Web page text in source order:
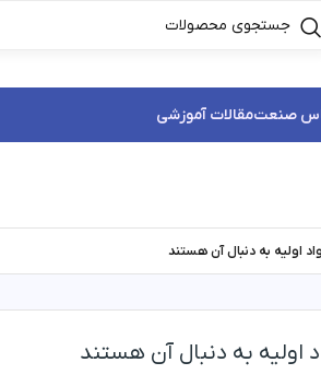
صنعتمقالات آموزشی